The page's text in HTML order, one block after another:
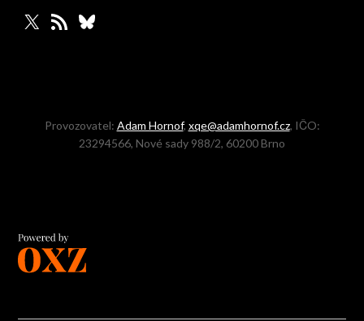
X RSS zdrojBluesky
Provozovatel: Adam Hornof, xqe@adamhornof.cz, IČO:
23294566, Nové sady 988/2, 60200 Brno